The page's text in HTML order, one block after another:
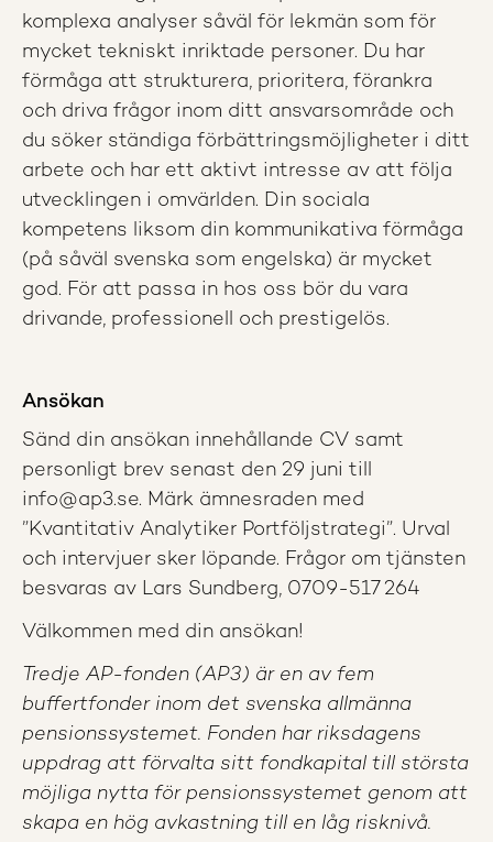
komplexa analyser såväl för lekmän som för
mycket tekniskt inriktade personer. Du har
förmåga att strukturera, prioritera, förankra
och driva frågor inom ditt ansvarsområde och
du söker ständiga förbättringsmöjligheter i ditt
arbete och har ett aktivt intresse av att följa
utvecklingen i omvärlden. Din sociala
kompetens liksom din kommunikativa förmåga
(på såväl svenska som engelska) är mycket
god. För att passa in hos oss bör du vara
drivande, professionell och prestigelös.
Ansökan
Sänd din ansökan innehållande CV samt
personligt brev senast den 29 juni till
info@ap3.se. Märk ämnesraden med
”Kvantitativ Analytiker Portföljstrategi”. Urval
och intervjuer sker löpande. Frågor om tjänsten
besvaras av Lars Sundberg, 0709-517 264
Välkommen med din ansökan!
Tredje AP-fonden (AP3) är en av fem
buffertfonder inom det svenska allmänna
pensionssystemet. Fonden har riksdagens
uppdrag att förvalta sitt fondkapital till största
möjliga nytta för pensionssystemet genom att
skapa en hög avkastning till en låg risknivå.